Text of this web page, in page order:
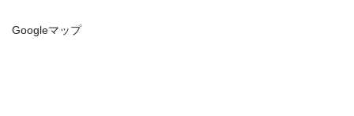
Googleマップ